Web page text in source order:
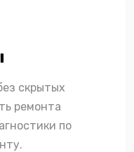
скрытых
ремонта
по